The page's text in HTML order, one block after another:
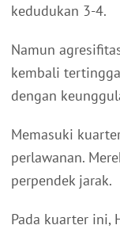
kedudukan 3-4.
Namun
kembali
dengan
Memasuki
perlawanan.
perpendek jarak.
Pada kuarter ini,